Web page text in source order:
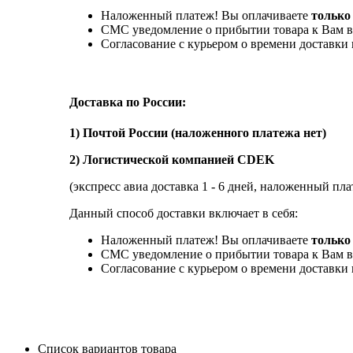
Наложенный платеж! Вы оплачиваете только
СМС уведомление о прибытии товара к Вам
Согласование с курьером о времени
Доставка по России:
1) Почтой России (наложенного платежа нет)
2) Логистической компанией CDEK
(экспресс авиа доставка 1 - 6 дней, наложенный
Данный способ доставки включает в себя:
Наложенный платеж! Вы оплачиваете только
СМС уведомление о прибытии товара к Вам
Согласование с курьером о времени
Список вариантов товара